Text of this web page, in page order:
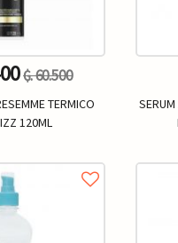
₲. 60.500
TERMICO
120ML
Un. +